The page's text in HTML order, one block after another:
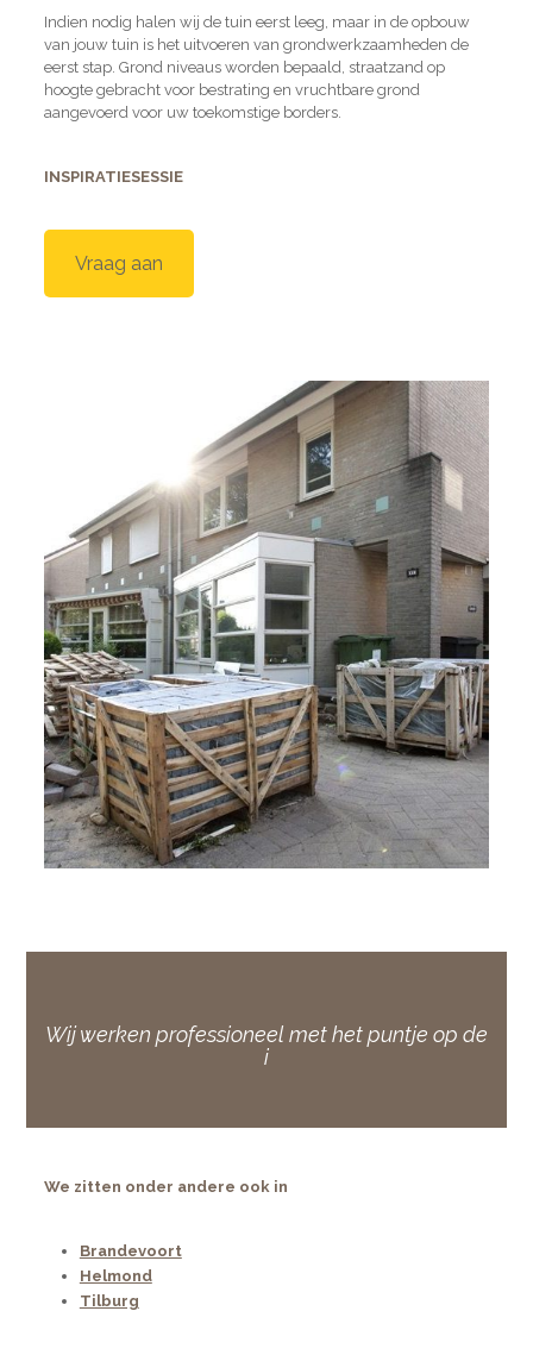
Indien nodig halen wij de tuin eerst leeg, maar in de opbouw
van jouw tuin is het uitvoeren van grondwerkzaamheden de
eerst stap. Grond niveaus worden bepaald, straatzand op
hoogte gebracht voor bestrating en vruchtbare grond
aangevoerd voor uw toekomstige borders.
INSPIRATIESESSIE
Vraag aan
Wij werken professioneel met het puntje op de
i
We zitten onder andere ook in
Brandevoort
Helmond
Tilburg